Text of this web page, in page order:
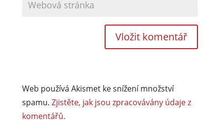
Web používá Akismet ke snížení množství
spamu. Zjistěte, jak jsou zpracovávány údaje z
komentářů.